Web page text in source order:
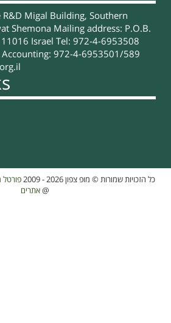
Migal Building, Southern
Shemona Mailing address: P.O.B.
Israel Tel: 972-4-6953508
972-4-6953501/589
כל הזכויות שמורות © מופ צפון 2026 - 2009 פורטל
אתרים@